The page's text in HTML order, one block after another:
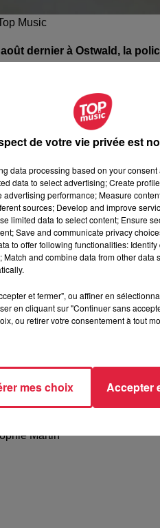
Music
dernier à Ostwald, la
à vive allure
le véhicule et son
au 03.90.23.15.39.
Martin
de votre vie privée est
data processing based on your
data to select advertising; Create
performance; Measure
sources; Develop and improve
limited data to select content; Ensure
Save and communicate privacy
to offer following functionalities:
and combine data from other data
et fermer", ou affiner en
en cliquant sur "Continuer sans
ou retirer votre consentement à tout
mes choix Accepter